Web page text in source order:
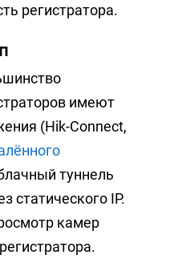
регистратора.
имеют
(Hik-Connect,
туннель
статического IP.
камер